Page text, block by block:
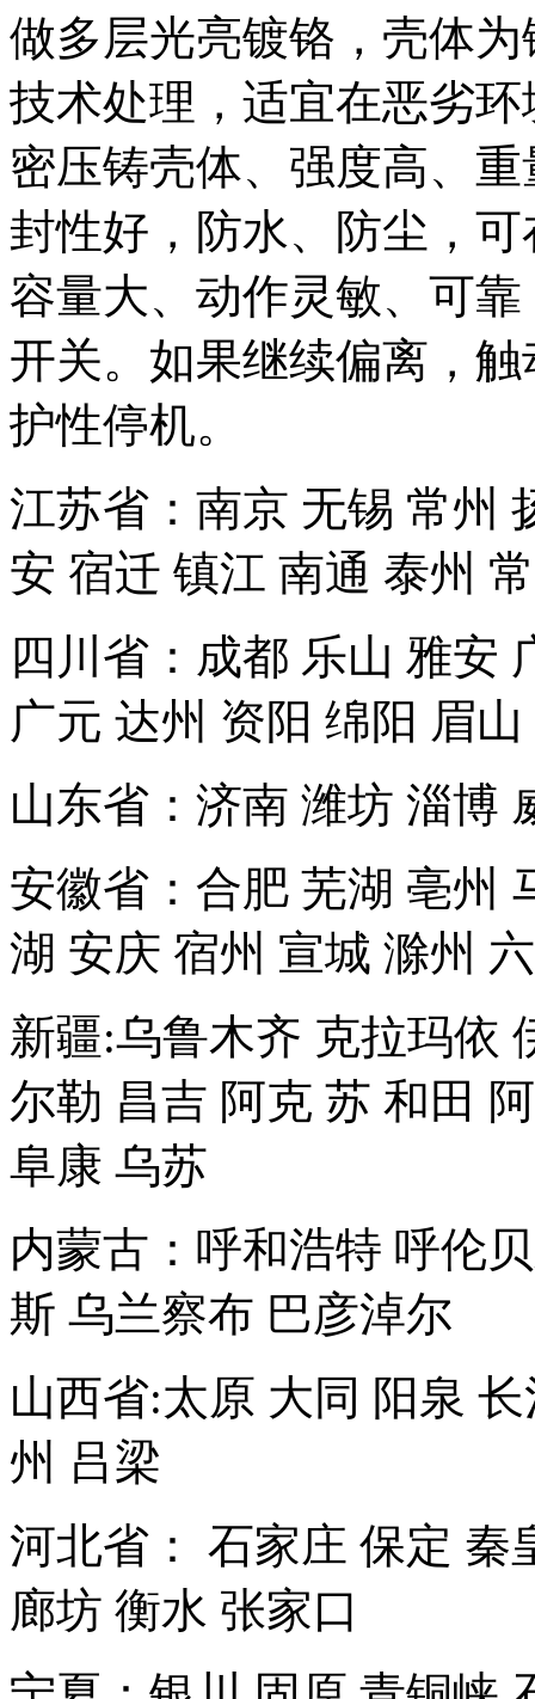
做多层光亮镀铬，壳体
技术处理，适宜在恶劣
密压铸壳体、强度高、
封性好，防水、防尘，
容量大、动作灵敏、可
开关。如果继续偏离，
护性停机。
江苏省：南京 无锡 常州
安 宿迁 镇江 南通 泰州
四川省：成都 乐山 雅安
广元 达州 资阳 绵阳 眉山
山东省：济南 潍坊 淄博
安徽省：合肥 芜湖 亳州
湖 安庆 宿州 宣城 滁州
新疆:乌鲁木齐 克拉玛依
尔勒 昌吉 阿克 苏 和田
阜康 乌苏
内蒙古：呼和浩特 呼伦
斯 乌兰察布 巴彦淖尔
山西省:太原 大同 阳泉
州 吕梁
河北省： 石家庄 保定 秦
廊坊 衡水 张家口